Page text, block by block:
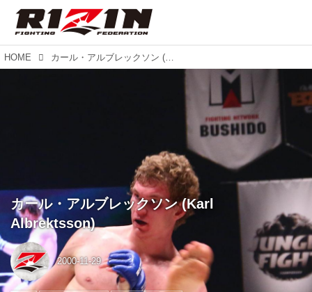
HOME カール・アルブレックソン (Karl Albrektsson)
カール・アルブレックソン (Karl
Albrektsson)
2000-11-29